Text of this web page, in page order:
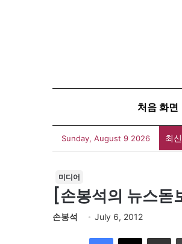
처음 화면
Sunday, August 9 2026 최
미디어
[손봉석의 뉴스돋
손봉석 July 6, 2012
이메일